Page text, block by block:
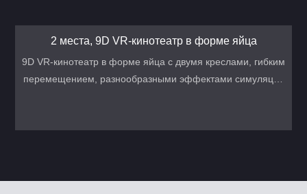
2 места, 9D VR-кинотеатр в форме яйца
9D VR-кинотеатр в форме яйца с двумя креслами, гибким
перемещением, разнообразными эффектами симуляции